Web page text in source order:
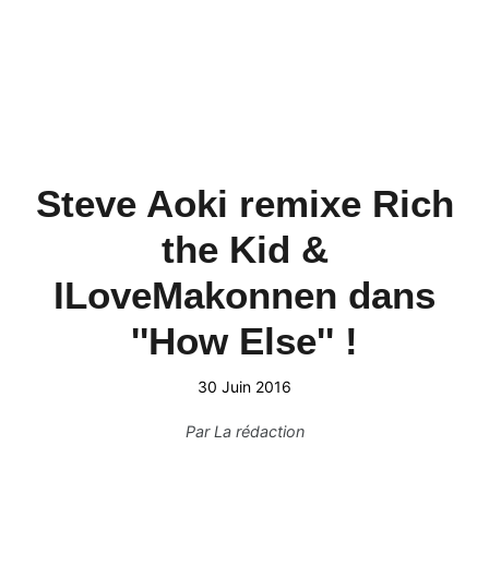
Steve Aoki remixe Rich
the Kid &
ILoveMakonnen dans
''How Else'' !
30 Juin 2016
ParLa rédaction